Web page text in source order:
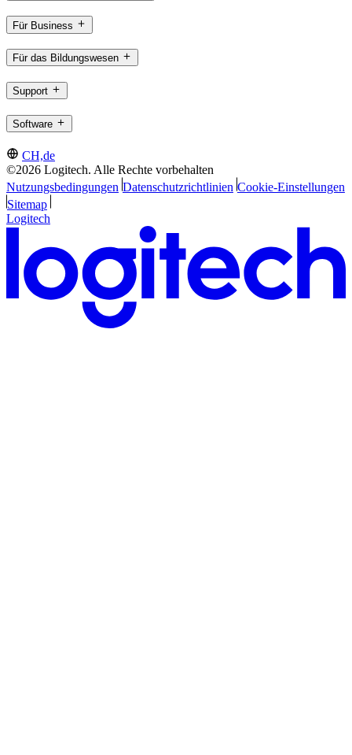
Für Business
Für das Bildungswesen
Support
Software
CH,de
©2026 Logitech. Alle Rechte vorbehalten
Nutzungsbedingungen Datenschutzrichtlinien Cookie-Einstellungen
Sitemap
Logitech